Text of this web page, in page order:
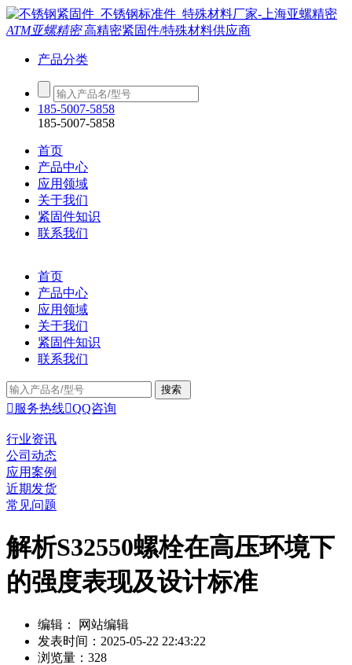
ATM亚螺精密高精密紧固件/特殊材料供应商
产品分类
185-5007-5858
185-5007-5858
首页
产品中心
应用领域
关于我们
紧固件知识
联系我们
首页
产品中心
应用领域
关于我们
紧固件知识
联系我们
 服务热线QQ咨询
行业资讯
公司动态
应用案例
近期发货
常见问题
解析S32550螺栓在高压环境下
的强度表现及设计标准
编辑： 网站编辑
发表时间：2025-05-22 22:43:22
浏览量：328